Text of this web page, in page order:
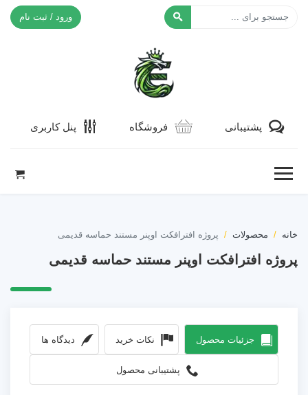
ورود / ثبت نام
پشتیبانی فروشگاه پنل کاربری
خانه محصولات پروژه افترافکت اوپنر مستند حماسه قدیمی
پروژه افترافکت اوپنر مستند حماسه قدیمی
جزئیات محصول نکات خرید دیدگاه ها
پشتیبانی محصول